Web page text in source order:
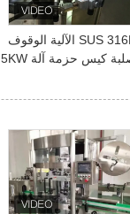
SUS 316L الآلية الوقوف
الصلبة كيس حزمة آلة 5KW